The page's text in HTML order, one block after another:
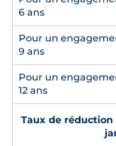
6 ans
Pour un
9 ans
Pour un
12 ans
Taux de